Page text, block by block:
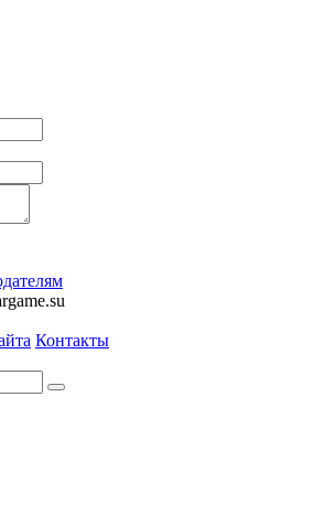
Контакты